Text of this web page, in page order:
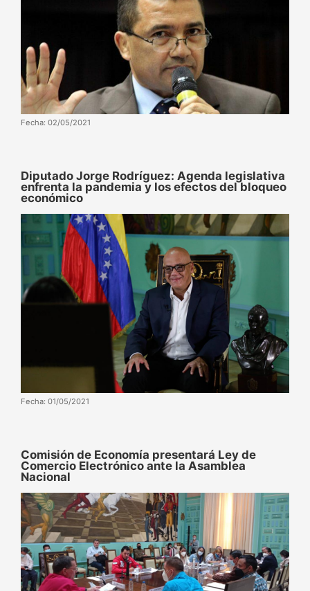
Fecha: 02/05/2021
Diputado Jorge Rodríguez: Agenda legislativa
enfrenta la pandemia y los efectos del bloqueo
económico
Fecha: 01/05/2021
Comisión de Economía presentará Ley de
Comercio Electrónico ante la Asamblea
Nacional